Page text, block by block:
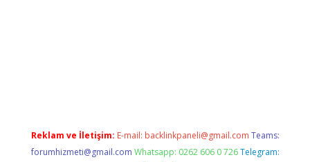
Reklam ve İletişim: E-mail: backlinkpaneli@gmail.com Teams:
forumhizmeti@gmail.com Whatsapp: 0262 606 0 726 Telegram: